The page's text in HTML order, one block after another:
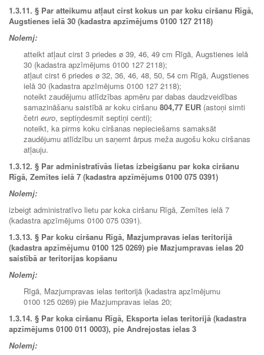
1.3.11. § Par atteikumu atļaut cirst kokus un par koku ciršanu Rīgā,
Augstienes ielā 30 (kadastra apzīmējums 0100 127 2118)
Nolemj:
atteikt atļaut cirst 3 priedes ø 39, 46, 49 cm Rīgā, Augstienes ielā
30 (kadastra apzīmējums 0100 127 2118);
atļaut cirst 6 priedes ø 32, 36, 46, 48, 50, 54 cm Rīgā, Augstienes
ielā 30 (kadastra apzīmējums 0100 127 2118);
noteikt zaudējumu atlīdzības apmēru par dabas daudzveidības
samazināšanu saistībā ar koku ciršanu 804,77 EUR (astoņi simti
četri euro, septiņdesmit septiņi centi);
noteikt, ka pirms koku ciršanas nepieciešams samaksāt
zaudējumu atlīdzību un saņemt ārpus meža augošu koku ciršanas
atļauju.
1.3.12. § Par administratīvās lietas izbeigšanu par koka ciršanu
Rīgā, Zemītes ielā 7 (kadastra apzīmējums 0100 075 0391)
Nolemj:
izbeigt administratīvo lietu par koka ciršanu Rīgā, Zemītes ielā 7
(kadastra apzīmējums 0100 075 0391).
1.3.13. § Par koku ciršanu Rīgā, Mazjumpravas ielas teritorijā
(kadastra apzīmējumu 0100 125 0269) pie Mazjumpravas ielas 20
saistībā ar teritorijas kopšanu
Nolemj:
Rīgā, Mazjumpravas ielas teritorijā (kadastra apzīmējumu
0100 125 0269) pie Mazjumpravas ielas 20;
1.3.14. § Par koka ciršanu Rīgā, Eksporta ielas teritorijā (kadastra
apzīmējums 0100 011 0003), pie Andrejostas ielas 3
Nolemj: